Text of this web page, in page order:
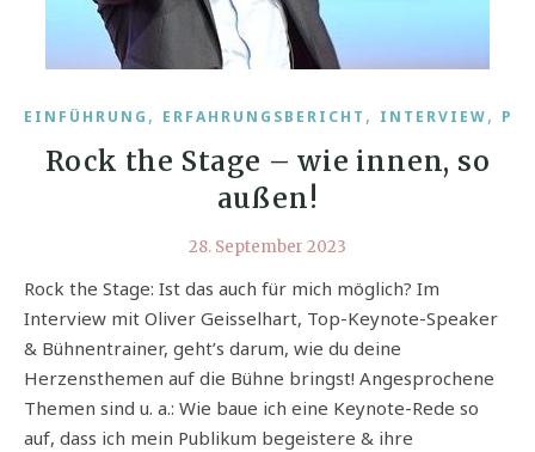
EINFÜHRUNG , ERFAHRUNGSBERICHT , INTERVIEW,
Rock the Stage – wie innen, so
außen!
28. September 2023
Rock the Stage: Ist das auch für mich möglich? Im
Interview mit Oliver Geisselhart, Top-Keynote-Speaker
& Bühnentrainer, geht’s darum, wie du deine
Herzensthemen auf die Bühne bringst! Angesprochene
Themen sind u. a.: Wie baue ich eine Keynote-Rede so
auf, dass ich mein Publikum begeistere & ihre